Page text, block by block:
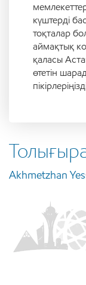
күштерді
тоқталар
аймақтық
қаласы
өтетін
Akhmetzhan